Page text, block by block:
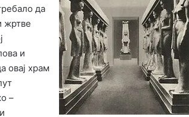
да
жртве
и
овај храм
–